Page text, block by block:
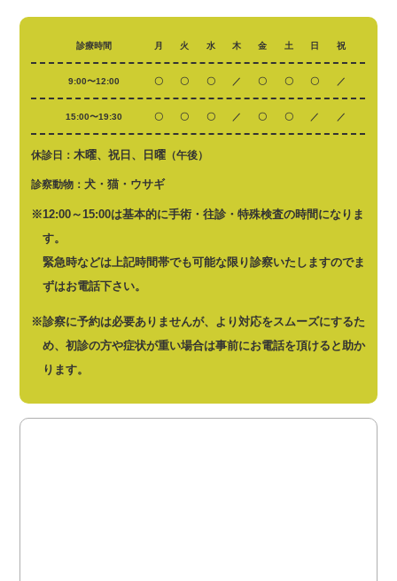
診療時間 月 火 水 木 金 土 日 祝
9:00〜12:00 〇 〇 〇 ／ 〇 〇 〇 ／
15:00〜19:30 〇 〇 〇 ／ 〇 〇 ／ ／
休診日：木曜、祝日、日曜 （午後）
診察動物：犬・猫・ウサギ
※12:00～15:00は基本的に手術・往診・特殊検査の時間になりま
す。
緊急時などは上記時間帯でも可能な限り診察いたしますのでま
ずはお電話下さい。
※診察に予約は必要ありませんが、より対応をスムーズにするた
め、初診の方や症状が重い場合は事前にお電話を頂けると助か
ります。